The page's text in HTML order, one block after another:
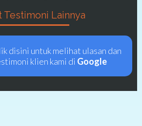
Testimoni Lainnya
disini untuk melihat ulasan dan
klien kami di Google